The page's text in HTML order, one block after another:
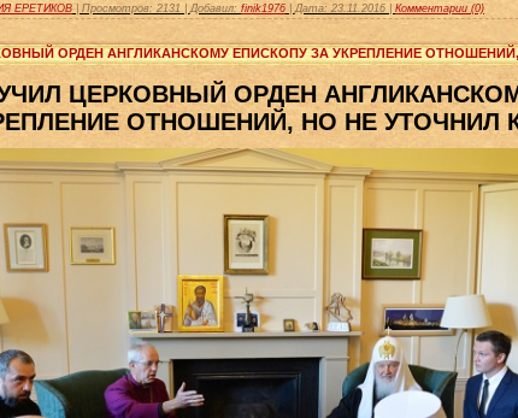
ЕРЕТИКОВ Просмотров: 2131 Добавил: finik1976 Дата: 23.11.2016 Комментарии (0)
ОРДЕН АНГЛИКАНСКОМУ ЕПИСКОПУ ЗА УКРЕПЛЕНИЕ
ЦЕРКОВНЫЙ ОРДЕН
ОТНОШЕНИЙ, НО НЕ УТОЧНИЛ